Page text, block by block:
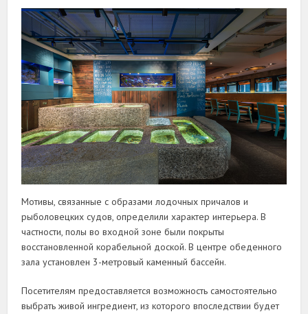
Мотивы, связанные с образами лодочных причалов и
рыболовецких судов, определили характер интерьера. В
частности, полы во входной зоне были покрыты
восстановленной корабельной доской. В центре обеденного
зала установлен 3-метровый каменный бассейн.
Посетителям предоставляется возможность самостоятельно
выбрать живой ингредиент, из которого впоследствии будет